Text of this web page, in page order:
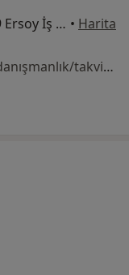
Feneryolu, Bağdat Caddesi, 53-59 Ersoy İş Merkezi İç Kapı No:5,, İstanbul • Harita
Bu uzman ilgili adres için online danışmanlık/takvim sunmuyor.